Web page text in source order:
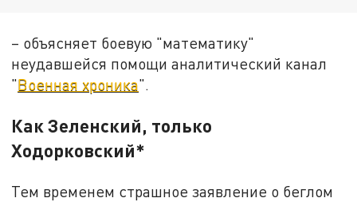
– объясняет боевую "математику"
неудавшейся помощи аналитический канал
"Военная хроника".
Как Зеленский, только
Ходорковский*
Тем временем страшное заявление о беглом